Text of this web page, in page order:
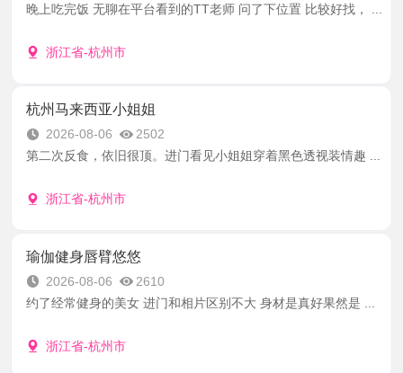
晚上吃完饭 无聊在平台看到的TT老师 问了下位置 比较好找， ...
浙江省-杭州市
杭州马来西亚小姐姐
2026-08-06
2502
第二次反食，依旧很顶。进门看见小姐姐穿着黑色透视装情趣 ...
浙江省-杭州市
瑜伽健身唇臂悠悠
2026-08-06
2610
约了经常健身的美女 进门和相片区别不大 身材是真好果然是 ...
浙江省-杭州市